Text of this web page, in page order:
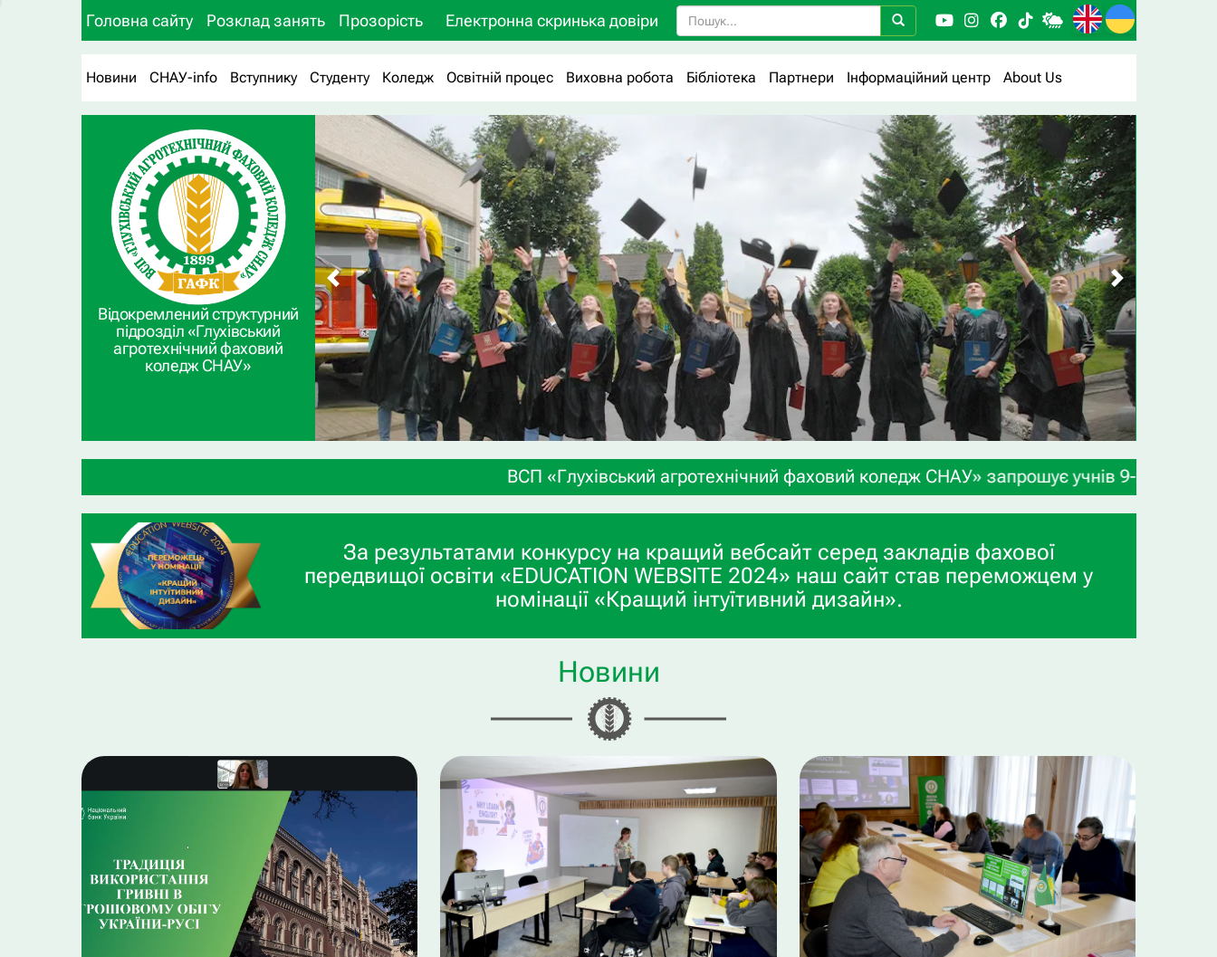
Головна сайту Розклад занять Прозорість Електронна скринька довіри
Новини СНАУ-info Вступнику Студенту Коледж Освітній процес Виховна робота Бібліотека Партнери Інформаційний центр About Us
Відокремлений структурний
підрозділ «Глухівський
агротехнічний фаховий
коледж СНАУ»
ВСП «Глухівський агротехнічний фаховий коледж СНАУ» запрошує учнів 9-х та 11-х класів, а також
За результатами конкурсу на кращий вебсайт серед закладів фахової
передвищої освіти «EDUCATION WEBSITE 2024» наш сайт став переможцем у
номінації «Кращий інтуїтивний дизайн».
Новини